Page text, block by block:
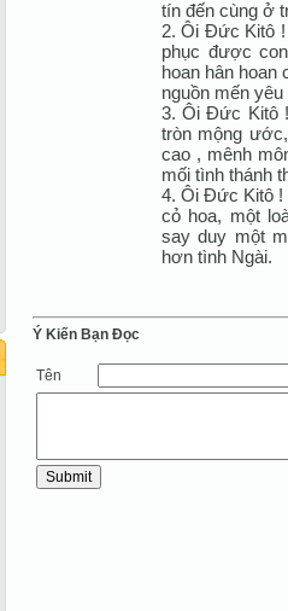
tín đến cùng ở
2. Ôi Đức Kitô
phục được
hoan hân hoan
nguồn mến
3. Ôi Đức Kitô
tròn mộng
cao , mênh
mối tình thánh
4. Ôi Đức Kitô !
cỏ hoa, một
say duy một
hơn tình Ngài.
Ý Kiến Bạn Ðọc
Tên